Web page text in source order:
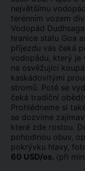
největšímu
terénním vozem
Vodopád
hranice státu Goa
příjezdu vás čeká
vodopádu, který je
na osvěžující
kaskádovitými
stromů. Poté se
čeká tradiční
Prohlédneme si
se dozvíme
které zde rostou.
pohodlnou obuv,
pokrývku hlavy,
60 USD/os. (při